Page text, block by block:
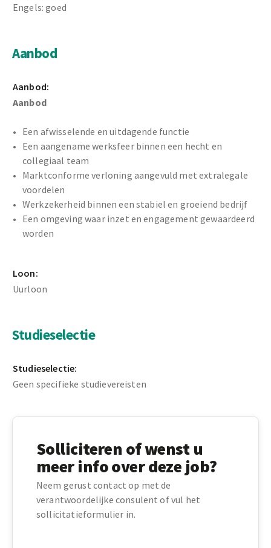
Engels: goed
Aanbod
Aanbod:
Aanbod
Een afwisselende en uitdagende functie
Een aangename werksfeer binnen een hecht en
collegiaal team
Marktconforme verloning aangevuld met extralegale
voordelen
Werkzekerheid binnen een stabiel en groeiend bedrijf
Een omgeving waar inzet en engagement gewaardeerd
worden
Loon:
Uurloon
Studieselectie
Studieselectie:
Geen specifieke studievereisten
Solliciteren of wenst u
meer info over deze job?
Neem gerust contact op met de
verantwoordelijke consulent of vul het
sollicitatieformulier in.